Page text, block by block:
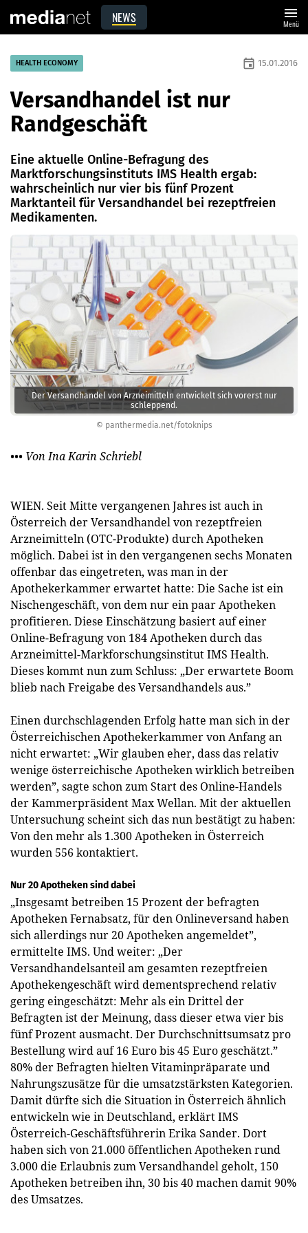
NEWS menu
Menü
© panthermedia.net/fotoknips
Der Versandhandel von Arzneimitteln entwickelt sich vorerst nur
schleppend.
HEALTH ECONOMY event 15.01.2016
Versandhandel ist nur
Randgeschäft
Eine aktuelle Online-Befragung des
Marktforschungsinstituts IMS Health ergab:
wahrscheinlich nur vier bis fünf Prozent
Marktanteil für Versandhandel bei rezeptfreien
Medikamenten.
••• Von Ina Karin Schriebl
WIEN. Seit Mitte vergangenen Jahres ist auch in
Österreich der Versandhandel von rezeptfreien
Arzneimitteln (OTC-Produkte) durch Apotheken
möglich. Dabei ist in den vergangenen sechs Monaten
offenbar das eingetreten, was man in der
Apothekerkammer erwartet hatte: Die Sache ist ein
Nischengeschäft, von dem nur ein paar Apotheken
profitieren. Diese Einschätzung basiert auf einer
Online-Befragung von 184 Apotheken durch das
Arzneimittel-Markforschungsinstitut IMS Health.
Dieses kommt nun zum Schluss: „Der erwartete Boom
blieb nach Freigabe des Versandhandels aus.”
Einen durchschlagenden Erfolg hatte man sich in der
Österreichischen Apothekerkammer von Anfang an
nicht erwartet: „Wir glauben eher, dass das relativ
wenige österreichische Apotheken wirklich betreiben
werden”, sagte schon zum Start des Online-Handels
der Kammerpräsident Max Wellan. Mit der aktuellen
Untersuchung scheint sich das nun bestätigt zu haben:
Von den mehr als 1.300 Apotheken in Österreich
wurden 556 kontaktiert.
Nur 20 Apotheken sind dabei
„Insgesamt betreiben 15 Prozent der befragten
Apotheken Fernabsatz, für den Onlineversand haben
sich allerdings nur 20 Apotheken angemeldet”,
ermittelte IMS. Und weiter: „Der
Versandhandelsanteil am gesamten rezeptfreien
Apothekengeschäft wird dementsprechend relativ
gering eingeschätzt: Mehr als ein Drittel der
Befragten ist der Meinung, dass dieser etwa vier bis
fünf Prozent ausmacht. Der Durchschnittsumsatz pro
Bestellung wird auf 16 Euro bis 45 Euro geschätzt.”
80% der Befragten hielten Vitaminpräparate und
Nahrungszusätze für die umsatzstärksten Kategorien.
Damit dürfte sich die Situation in Österreich ähnlich
entwickeln wie in Deutschland, erklärt IMS
Österreich-­Geschäftsführerin Erika Sander. Dort
haben sich von 21.000 öffentlichen Apotheken rund
3.000 die Erlaubnis zum Versandhandel geholt, 150
Apotheken betreiben ihn, 30 bis 40 machen damit 90%
des Umsatzes.